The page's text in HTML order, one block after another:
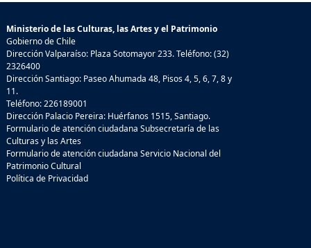
Ministerio de las Culturas, las Artes y el Patrimonio
Gobierno de Chile
Dirección Valparaíso: Plaza Sotomayor 233. Teléfono: (32)
2326400
Dirección Santiago: Paseo Ahumada 48, Pisos 4, 5, 6, 7, 8 y
11.
Teléfono: 226189001
Dirección Palacio Pereira: Huérfanos 1515, Santiago.
Formulario de atención ciudadana Subsecretaría de las
Culturas y las Artes
Formulario de atención ciudadana Servicio Nacional del
Patrimonio Cultural
Política de Privacidad